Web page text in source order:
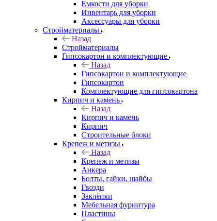
Емкости для уборки
Инвентарь для уборки
Аксессуары для уборки
Стройматериалы
Назад
Стройматериалы
Гипсокартон и комплектующие
Назад
Гипсокартон и комплектующие
Гипсокартон
Комплектующие для гипсокартона
Кирпич и камень
Назад
Кирпич и камень
Кирпич
Строительные блоки
Крепеж и метизы
Назад
Крепеж и метизы
Анкера
Болты, гайки, шайбы
Гвозди
Заклёпки
Мебельная фурнитура
Пластины